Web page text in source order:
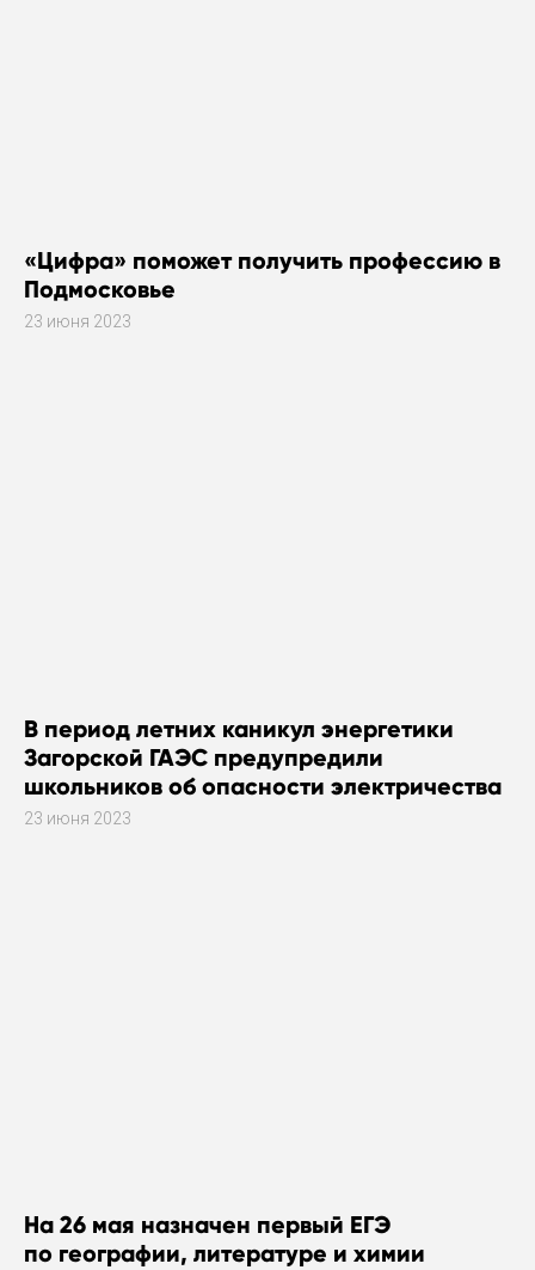
«Цифра» поможет получить профессию в
Подмосковье
23 июня 2023
В период летних каникул энергетики
Загорской ГАЭС предупредили
школьников об опасности электричества
23 июня 2023
На 26 мая назначен первый ЕГЭ
по географии, литературе и химии